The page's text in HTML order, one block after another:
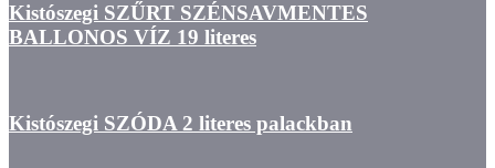
Kistószegi SZŰRT SZÉNSAVMENTES
BALLONOS VÍZ 19 literes
Kistószegi SZÓDA 2 literes palackban